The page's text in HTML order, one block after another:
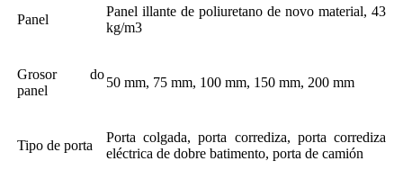
Panel
Panel illante de poliuretano de novo material, 43
kg/m3
Grosor do
panel
50 mm, 75 mm, 100 mm, 150 mm, 200 mm
Tipo de porta
Porta colgada, porta corrediza, porta corrediza
eléctrica de dobre batimento, porta de camión